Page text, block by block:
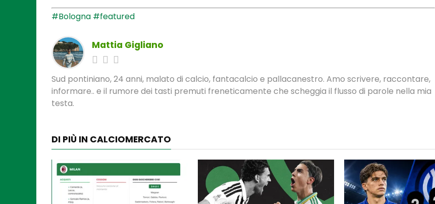
#Bologna #featured
Mattia Gigliano
Sud pontiniano, 24 anni, malato di calcio, fantacalcio e pallacanestro. Amo scrivere, raccontare,
informare.. e il rumore dei tasti premuti freneticamente che scheggia il flusso di parole nella mia
testa.
DI PIÙ IN CALCIOMERCATO